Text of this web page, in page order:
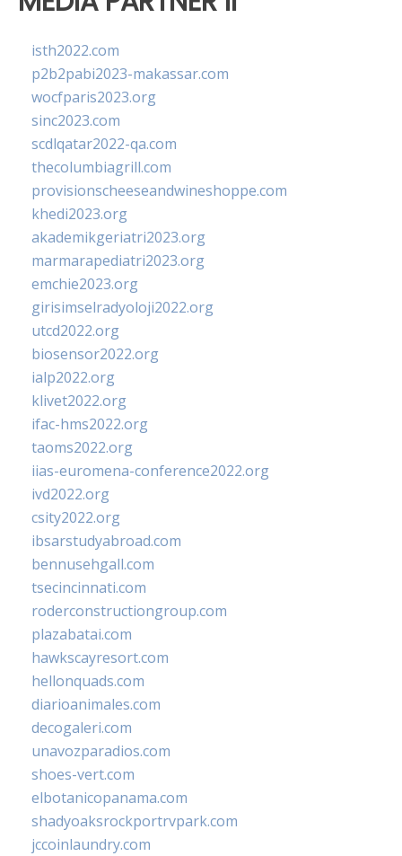
isth2022.com
p2b2pabi2023-makassar.com
wocfparis2023.org
sinc2023.com
scdlqatar2022-qa.com
thecolumbiagrill.com
provisionscheeseandwineshoppe.com
khedi2023.org
akademikgeriatri2023.org
marmarapediatri2023.org
emchie2023.org
girisimselradyoloji2022.org
utcd2022.org
biosensor2022.org
ialp2022.org
klivet2022.org
ifac-hms2022.org
taoms2022.org
iias-euromena-conference2022.org
ivd2022.org
csity2022.org
ibsarstudyabroad.com
bennusehgall.com
tsecincinnati.com
roderconstructiongroup.com
plazabatai.com
hawkscayresort.com
hellonquads.com
diarioanimales.com
decogaleri.com
unavozparadios.com
shoes-vert.com
elbotanicopanama.com
shadyoaksrockportrvpark.com
jccoinlaundry.com